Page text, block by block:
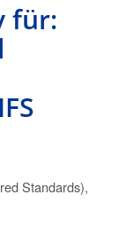
für:
Standards),